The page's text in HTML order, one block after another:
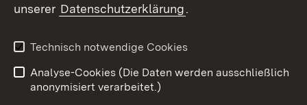
Youtube
Impressum
Kontakt
unserer Datenschutzerklärung.
Technisch notwendige Cookies
Analyse-Cookies (Die Daten werden ausschließlich
anonymisiert verarbeitet.)